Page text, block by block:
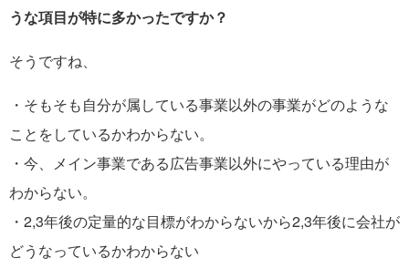
うな項目が特に多かったですか？
そうですね、
・そもそも自分が属している事業以外の事業がどのような
ことをしているかわからない。
・今、メイン事業である広告事業以外にやっている理由が
わからない。
・2,3年後の定量的な目標がわからないから2,3年後に会社が
どうなっているかわからない